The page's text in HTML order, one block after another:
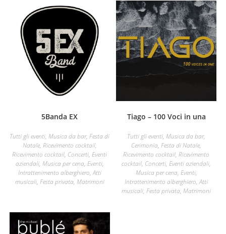
5Banda EX
Tutti gli eventi,Musica da bar,Festa di
Natale, Ricevimento cocktail,
Ricevimento cocktail, Concerti,Eventi
aziendali, Musica per cena, Eventi,
Intrattenimento alberghiero,Atti
musicali, Festa privata, Matrimoni
Tiago – 100 Voci in una
Tutti gli eventi,Musica da bar,
Cerimonia,Festa di Natale,
Ricevimento cocktail,Ricevimento
cocktail, Concerti,Eventi aziendali,
Musica per cena, Eventi,
Intrattenimento alberghiero,Atti
musicali,Festa privata,Matrimoni